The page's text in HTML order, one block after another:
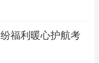
福利暖心护航考